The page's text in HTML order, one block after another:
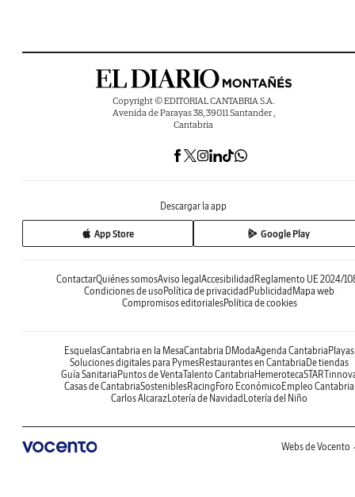
Copyright © EDITORIAL CANTABRIA S.A.
Avenida de Parayas 38, 39011 Santander ,
Cantabria
Descargar la app
App Store Google Play
ContactarQuiénes somosAviso legal Accesibilidad Reglamento UE 2024/
Condiciones de uso Política de privacidad Publicidad Mapa web
Compromisos editorialesPolítica de cookies
EsquelasCantabria en la MesaCantabria DModaAgenda Cantabria Playas
Soluciones digitales para PymesRestaurantes en Cantabria De tiendas
Guía Sanitaria Puntos de VentaTalento Cantabria Hemeroteca
Casas de CantabriaSosteniblesRacing Foro Económico Empleo Cantabria
Carlos AlcarazLotería de Navidad Lotería del Niño
Webs de Vocento